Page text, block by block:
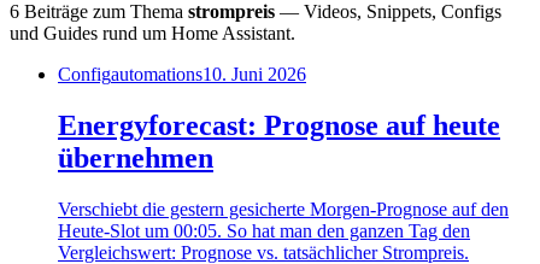
6 Beiträge zum Thema strompreis — Videos, Snippets, Configs
und Guides rund um Home Assistant.
Configautomations10. Juni 2026
Energyforecast: Prognose auf heute
übernehmen
Verschiebt die gestern gesicherte Morgen-Prognose auf den
Heute-Slot um 00:05. So hat man den ganzen Tag den
Vergleichswert: Prognose vs. tatsächlicher Strompreis.